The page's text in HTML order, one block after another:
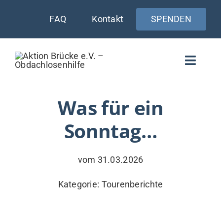
springen
FAQ Kontakt SPENDEN
Toggle
Was für ein
Sonntag…
vom 31.03.2026
Kategorie: Tourenberichte